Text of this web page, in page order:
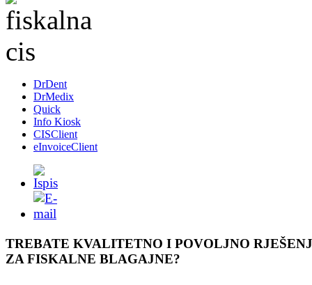
DrDent
DrMedix
Quick
Info Kiosk
CISClient
eInvoiceClient
TREBATE KVALITETNO I POVOLJNO
ZA FISKALNE BLAGAJNE?